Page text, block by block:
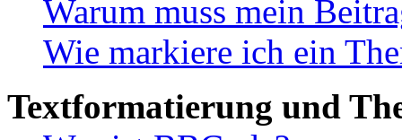
Warum muss mein
Wie markiere ich ein
Textformatierung und